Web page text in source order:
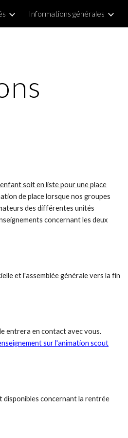
to navigation
Informations générales
soit en liste pour une place
de place lorsque nos groupes
des différentes unités
concernant les deux
et l'assemblée générale vers la fin
entrera en contact avec vous.
sur l'animation scout
concernant la rentrée